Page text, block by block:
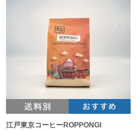
江戸東京コーヒーROPPONGI